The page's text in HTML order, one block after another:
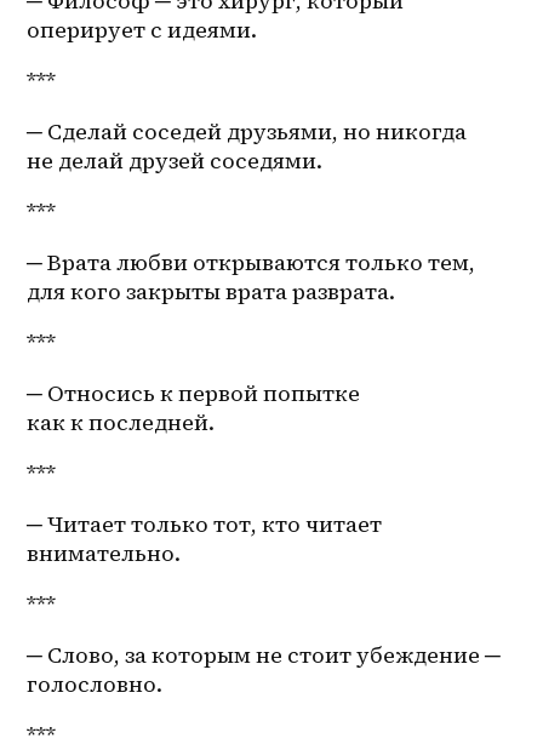
оперирует с идеями.
***
─ Сделай соседей друзьями, но никогда
не делай друзей соседями.
***
─ Врата любви открываются только тем,
для кого закрыты врата разврата.
***
─ Относись к первой попытке
как к последней.
***
─ Читает только тот, кто читает
внимательно.
***
─ Слово, за которым не стоит убеждение ─
голословно.
***